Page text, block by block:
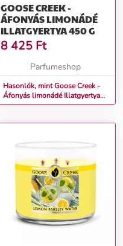
GOOSE CREEK -
ÁFONYÁS LIMONÁDÉ
ILLATGYERTYA 450 G
8 425 Ft
Parfumeshop
Hasonlók, mint Goose Creek -
Áfonyás limonádé Illatgyertya
450 g